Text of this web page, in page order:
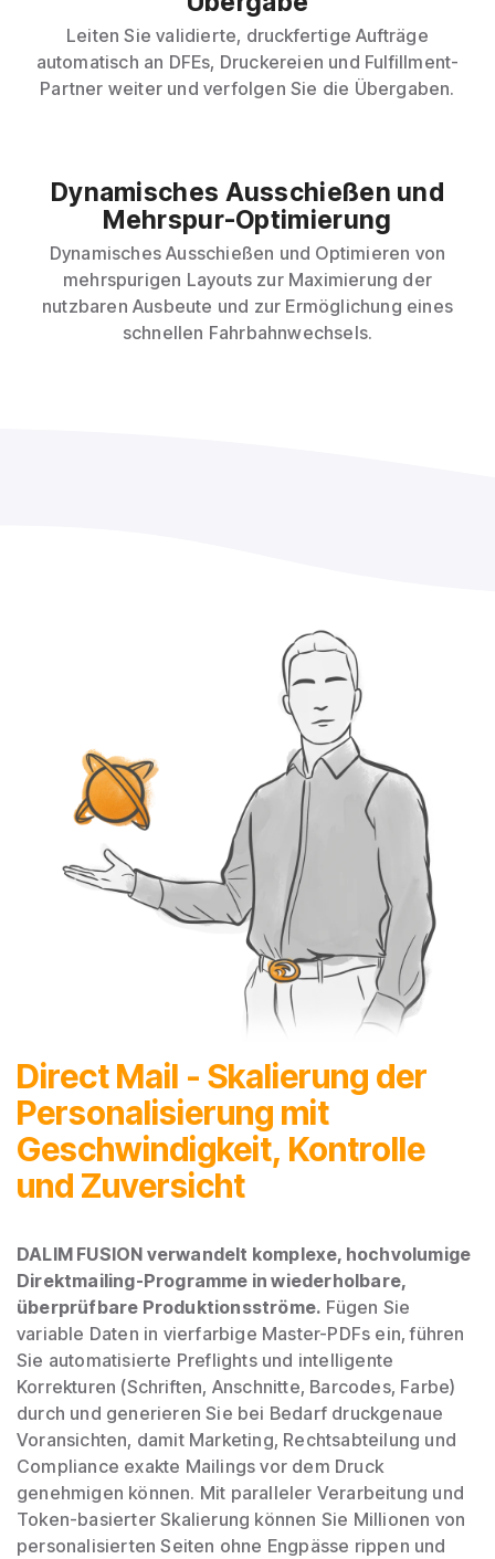
Leiten Sie validierte, druckfertige Aufträge
automatisch an DFEs, Druckereien und Fulfillment-
Partner weiter und verfolgen Sie die Übergaben.
Dynamisches Ausschießen und
Mehrspur-Optimierung
Dynamisches Ausschießen und Optimieren von
mehrspurigen Layouts zur Maximierung der
nutzbaren Ausbeute und zur Ermöglichung eines
schnellen Fahrbahnwechsels.
Direct Mail - Skalierung der
Personalisierung mit
Geschwindigkeit, Kontrolle
und Zuversicht
DALIM FUSION verwandelt komplexe, hochvolumige
Direktmailing-Programme in wiederholbare,
überprüfbare Produktionsströme. Fügen Sie
variable Daten in vierfarbige Master-PDFs ein, führen
Sie automatisierte Preflights und intelligente
Korrekturen (Schriften, Anschnitte, Barcodes, Farbe)
durch und generieren Sie bei Bedarf druckgenaue
Voransichten, damit Marketing, Rechtsabteilung und
Compliance exakte Mailings vor dem Druck
genehmigen können. Mit paralleler Verarbeitung und
Token-basierter Skalierung können Sie Millionen von
personalisierten Seiten ohne Engpässe rippen und